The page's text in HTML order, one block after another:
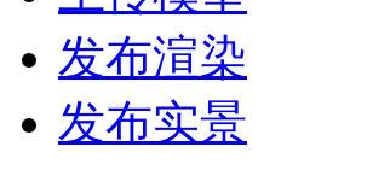
发布渲染
发布实景